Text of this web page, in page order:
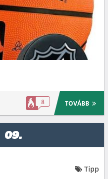
8 TOVÁBB
09.
Tipp